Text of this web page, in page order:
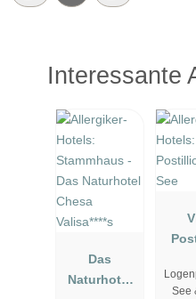
Interessante
Das
Naturhotel
See